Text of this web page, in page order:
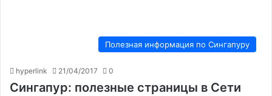
Полезная информация по Сингапуру
hyperlink 21/04/2017 0
Сингапур: полезные страницы в Сети